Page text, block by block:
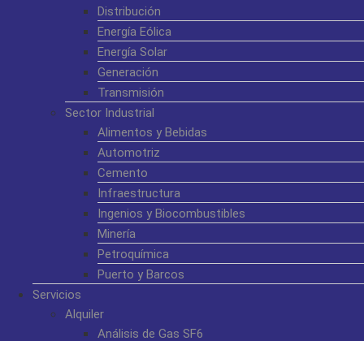
Distribución
Energía Eólica
Energía Solar
Generación
Transmisión
Sector Industrial
Alimentos y Bebidas
Automotriz
Cemento
Infraestructura
Ingenios y Biocombustibles
Minería
Petroquímica
Puerto y Barcos
Servicios
Alquiler
Análisis de Gas SF6